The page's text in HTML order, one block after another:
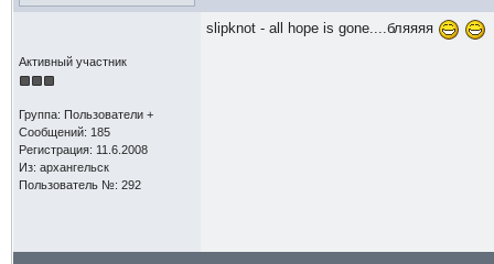
Активный участник
Группа: Пользователи +
Сообщений: 185
Регистрация: 11.6.2008
Из: архангельск
Пользователь №: 292
slipknot - all hope is gone....бляяяя